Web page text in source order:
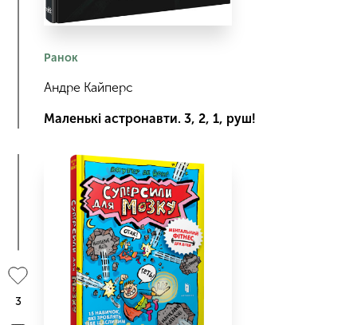
Ранок
Андре Кайперс
Маленькі астронавти. 3, 2, 1, руш!
3